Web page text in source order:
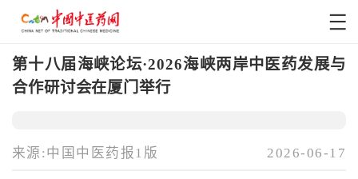
第十八届海峡论坛·2026海峡两岸中医药发展与
合作研讨会在厦门举行
来源:中国中医药报1版 2026-06-17